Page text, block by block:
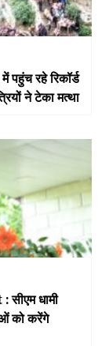
रहे रिकॉर्ड
ने टेका मत्था
धामी
को करेंगे